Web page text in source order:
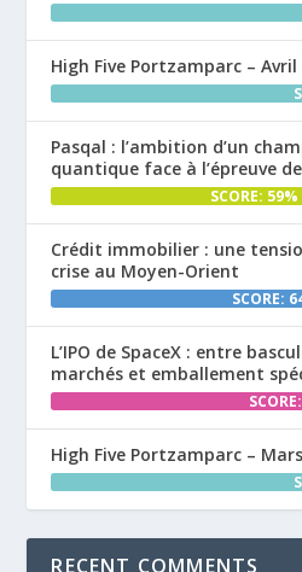
High Five Portzamparc – Avril
Pasqal : l’ambition d’un
quantique face à l’épreuve
SCORE: 59%
Crédit immobilier : une
crise au Moyen-Orient
SCORE:
L’IPO de SpaceX : entre
marchés et emballement
High Five Portzamparc –
RECENT COMMENTS